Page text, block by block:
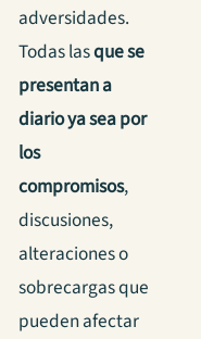
adversidades.
Todas lasque se
presentan a
diario ya sea por
los
compromisos,
discusiones,
alteraciones o
sobrecargas que
pueden afectar